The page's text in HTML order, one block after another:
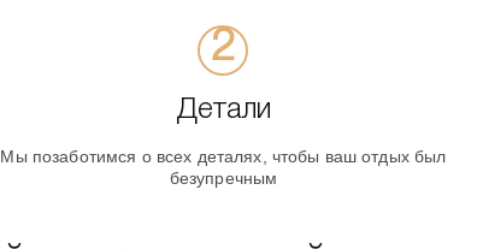
Детали
Мы позаботимся о всех деталях, чтобы ваш отдых был
безупречным